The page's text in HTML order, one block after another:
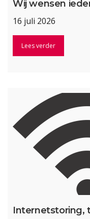
Wij wensen
16 juli 2026
Lees verder
Internetstoring,